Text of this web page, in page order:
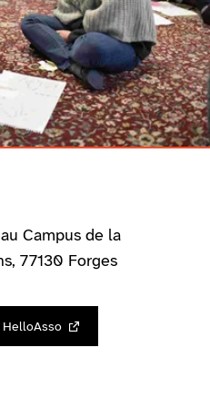
Campus de la
77130 Forges